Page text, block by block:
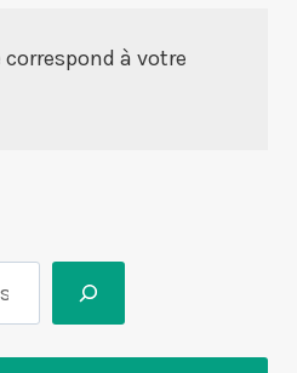
à votre